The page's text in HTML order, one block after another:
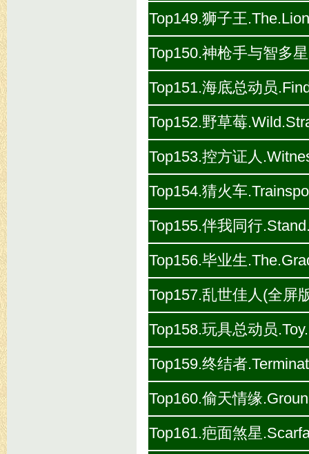
Top149.狮子王
Top150.神枪手与智多
Top151.海底总动员
Top152.野草莓
Top153.控方证人
Top154.猜火车
Top155.伴我同行
Top156.毕业生
Top157.乱世佳人(全屏
Top158.玩具总动员
Top159.终结者
Top160.偷天情缘
Top161.疤面煞星